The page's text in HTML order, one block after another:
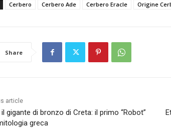
Cerbero Cerbero Ade Cerbero Eracle Origine
Share
article
gigante di bronzo di Creta: il primo “Robot”
greca